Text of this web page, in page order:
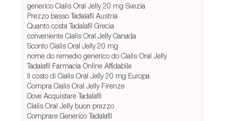
generico Cialis Oral Jelly 20 mg Svezia
Prezzo basso Tadalafil Austria
Quanto costa Tadalafil Grecia
conveniente Cialis Oral Jelly Canada
Sconto Cialis Oral Jelly 20 mg
nome do remedio generico do Cialis Oral Jelly
Tadalafil Farmacia Online Affidabile
Il costo di Cialis Oral Jelly 20 mg Europa
Compra Cialis Oral Jelly Firenze
Dove Acquistare Tadalafil
Cialis Oral Jelly buon prezzo
Comprare Generico Tadalafil